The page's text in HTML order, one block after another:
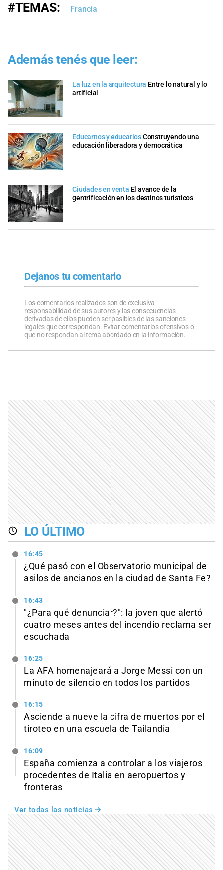
#TEMAS: Francia
Además tenés que leer:
La luz en la arquitectura Entre lo natural y lo
artificial
Educarnos y educarlosConstruyendo una
educación liberadora y democrática
Ciudades en venta El avance de la
gentrificación en los destinos turísticos
Dejanos tu comentario
Los comentarios realizados son de exclusiva
responsabilidad de sus autores y las consecuencias
derivadas de ellos pueden ser pasibles de las sanciones
legales que correspondan. Evitar comentarios ofensivos o
que no respondan al tema abordado en la información.
LO ÚLTIMO
16:45
¿Qué pasó con el Observatorio municipal de
asilos de ancianos en la ciudad de Santa Fe?
16:43
"¿Para qué denunciar?": la joven que alertó
cuatro meses antes del incendio reclama ser
escuchada
16:25
La AFA homenajeará a Jorge Messi con un
minuto de silencio en todos los partidos
16:15
Asciende a nueve la cifra de muertos por el
tiroteo en una escuela de Tailandia
16:09
España comienza a controlar a los viajeros
procedentes de Italia en aeropuertos y
fronteras
Ver todas las noticias